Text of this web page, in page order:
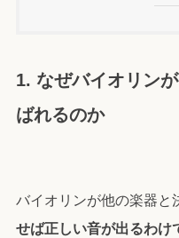
1. なぜバイオリン
ばれるのか
バイオリンが他の楽器と
せば正しい音が出るわけ